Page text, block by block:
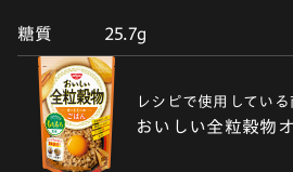
糖質 25.7g
レシピで使用している
おいしい全粒穀物